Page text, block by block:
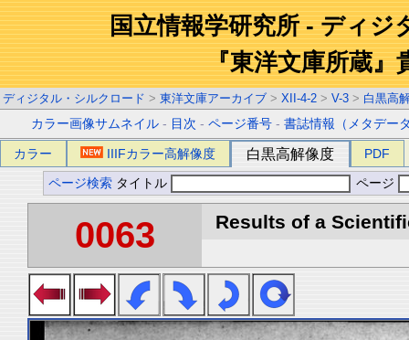
国立情報学研究所 - ディジ
『東洋文庫所蔵』
ディジタル・シルクロード > 東洋文庫アーカイブ > XII-4-2 > V-3 > 白黒高
カラー画像サムネイル - 目次 -ページ番号 -書誌情報（メタデー
カラー IIIFカラー高解像度 白黒高解像度 PDF
ページ検索 タイトル ページ
0063 Results of a